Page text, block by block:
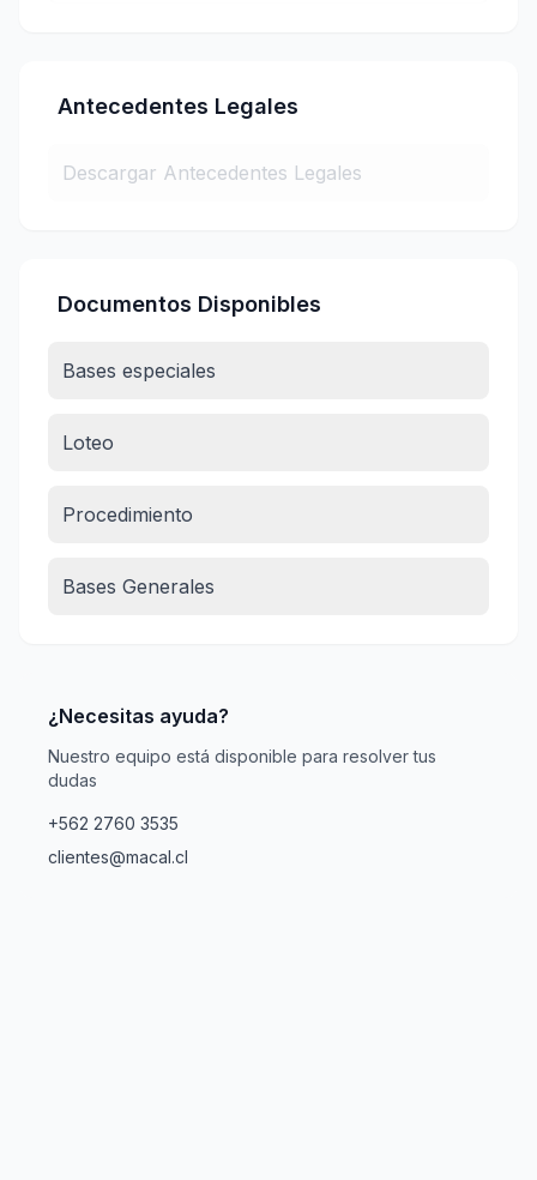
Antecedentes Legales
Descargar Antecedentes Legales
Documentos Disponibles
Bases especiales
Loteo
Procedimiento
Bases Generales
¿Necesitas ayuda?
Nuestro equipo está disponible para resolver tus
dudas
+562 2760 3535
clientes@macal.cl